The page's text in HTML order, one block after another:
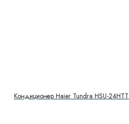
Кондиционер Haier Tundra HSU-